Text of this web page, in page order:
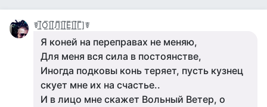
☤[̲̅О̲̅][̲̅Л̲̅][̲̅Е̲̅][̲̅Г̲̅]☤
Я коней на переправах не меняю,
Для меня вся сила в постоянстве,
Иногда подковы конь теряет, пусть кузнец
скует мне их на счастье..
И в лицо мне скажет Вольный Ветер, о